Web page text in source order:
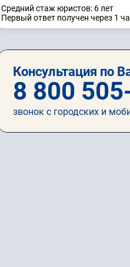
Средний стаж юристов: 6 лет
Первый ответ получен через 1
Консультация по
8 800
звонок с городских и